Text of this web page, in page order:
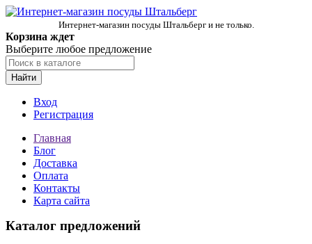
Интернет-магазин посуды Штальберг и не только.
Корзина ждет
Выберите любое предложение
Найти
Вход
Регистрация
Главная
Блог
Доставка
Оплата
Контакты
Карта сайта
Каталог предложений